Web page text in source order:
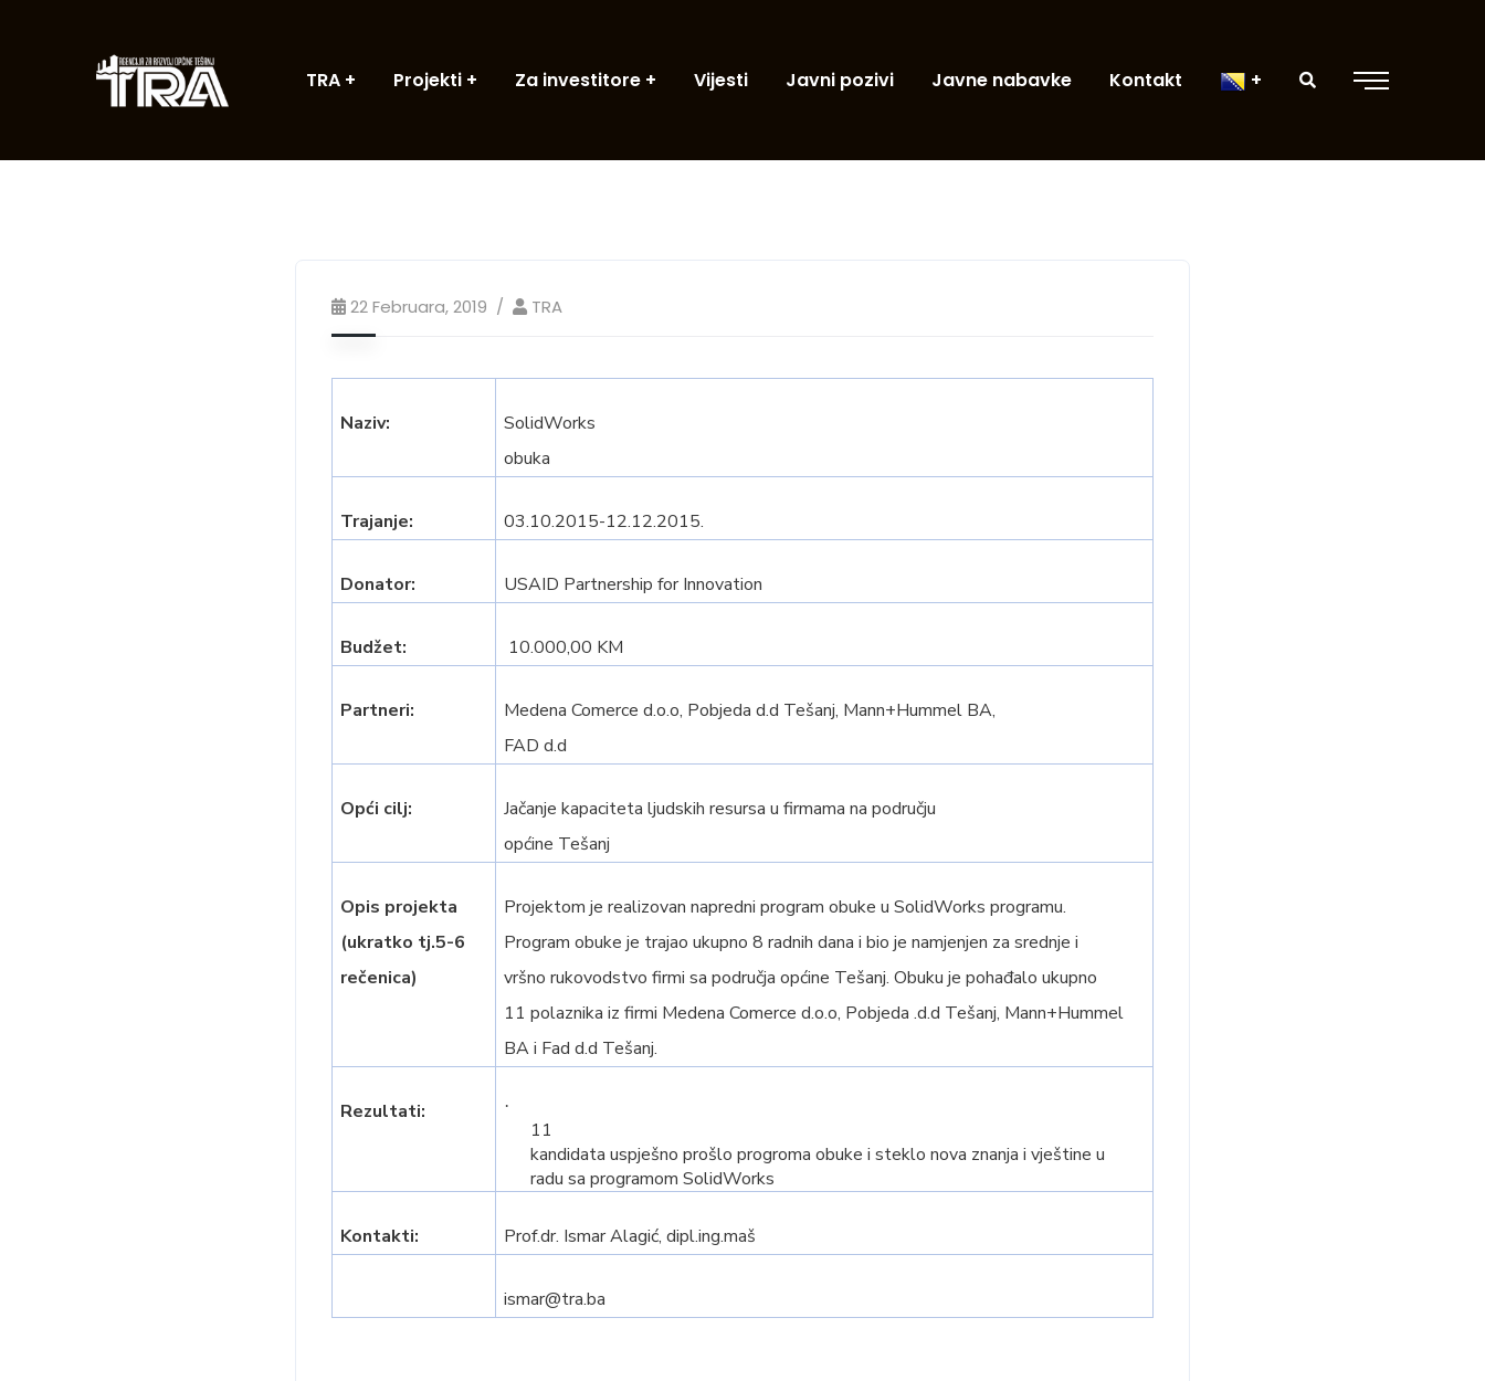
TRA Projekti Za investitore Vijesti Javni pozivi Javne nabavke Kontakt
22 Februara, 2019 TRA
Naziv:
SolidWorks
obuka
Trajanje: 03.10.2015-12.12.2015.
Donator: USAID Partnership for Innovation
Budžet: 10.000,00 KM
Partneri:
Medena Comerce d.o.o, Pobjeda d.d Tešanj, Mann+Hummel BA,
FAD d.d
Opći cilj:
Jačanje kapaciteta ljudskih resursa u firmama na području
općine Tešanj
Opis projekta
(ukratko tj.5-6
rečenica)
Projektom je realizovan napredni program obuke u SolidWorks programu.
Program obuke je trajao ukupno 8 radnih dana i bio je namjenjen za srednje i
vršno rukovodstvo firmi sa područja općine Tešanj. Obuku je pohađalo ukupno
11 polaznika iz firmi Medena Comerce d.o.o, Pobjeda .d.d Tešanj, Mann+Hummel
BA i Fad d.d Tešanj.
Rezultati: ·
11
kandidata uspješno prošlo progroma obuke i steklo nova znanja i vještine u
radu sa programom SolidWorks
Kontakti: Prof.dr. Ismar Alagić, dipl.ing.maš
ismar@tra.ba